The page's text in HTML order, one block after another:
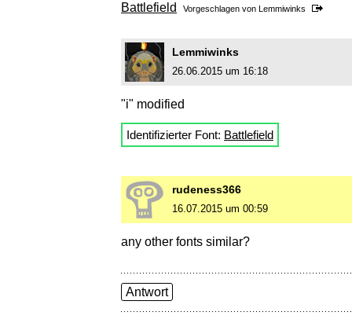
Battlefield Vorgeschlagen von Lemmiwinks
Lemmiwinks
26.06.2015 um 16:18
"i" modified
Identifizierter Font: Battlefield
rudeness366
16.07.2015 um 00:59
any other fonts similar?
Antwort